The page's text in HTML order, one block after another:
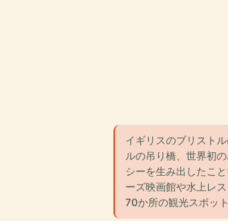
イギリスのブリスト
ルの吊り橋、世界初
シーを生み出したこ
ーズ映画館や水上レ
70か所の観光スポッ